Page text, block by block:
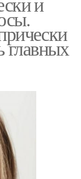
укладки
на средние
главных